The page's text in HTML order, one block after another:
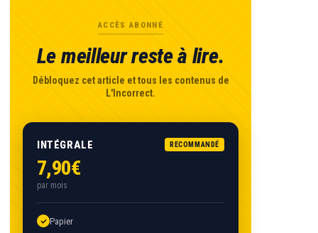
ACCÈS ABONNÉ
Le meilleur reste à lire.
Débloquez cet article et tous les contenus de
L'Incorrect.
INTÉGRALE RECOMMANDÉ
7,90€
par mois
Papier